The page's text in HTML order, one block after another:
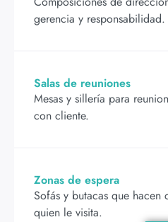
gerencia y responsabilidad.
Salas de reuniones
Mesas y sillería para
con cliente.
Zonas de espera
Sofás y butacas que hacen
quien le visita.